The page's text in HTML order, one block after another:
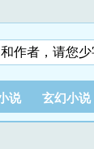
说 玄幻小说